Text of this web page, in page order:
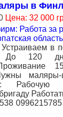
в
Цена: 32 000
Работа за
область
в
До 120
маляры-
Рабочую